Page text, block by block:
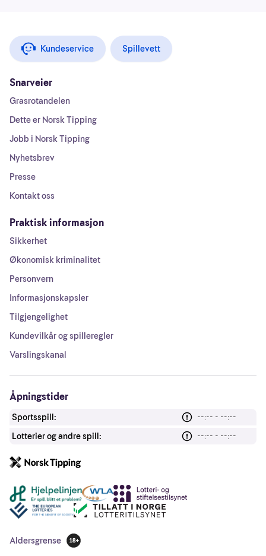
Kundeservice Spillevett
Snarveier
Grasrotandelen
Dette er Norsk Tipping
Jobb i Norsk Tipping
Nyhetsbrev
Presse
Kontakt oss
Praktisk informasjon
Sikkerhet
Økonomisk kriminalitet
Personvern
Informasjonskapsler
Tilgjengelighet
Kundevilkår og spilleregler
Varslingskanal
Åpningstider
Sportsspill:
--:-- - --:--
Lotterier og andre spill:
--:-- - --:--
Andre lenker
Aldersgrense
18 år